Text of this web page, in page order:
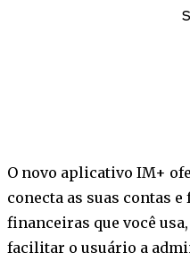
O novo aplicativo IM+
conecta as suas contas
financeiras que você
facilitar o usuário a